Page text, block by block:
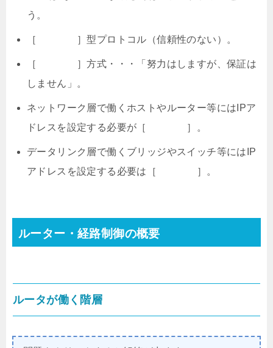
う。
［ ］型プロトコル（信頼性のない）。
［ ］方式・・・「努力はしますが、保証は
しません」。
ネットワーク層で働くホストやルーター等にはIPア
ドレスを設定する必要が［ ］。
データリンク層で働くブリッジやスイッチ等にはIP
アドレスを設定する必要は［ ］。
ルーター・経路制御の概要
ルータが働く階層